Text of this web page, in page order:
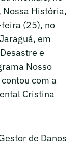
Nossa História,
(25), no
em
e
Nosso
com a
Cristina
de Danos